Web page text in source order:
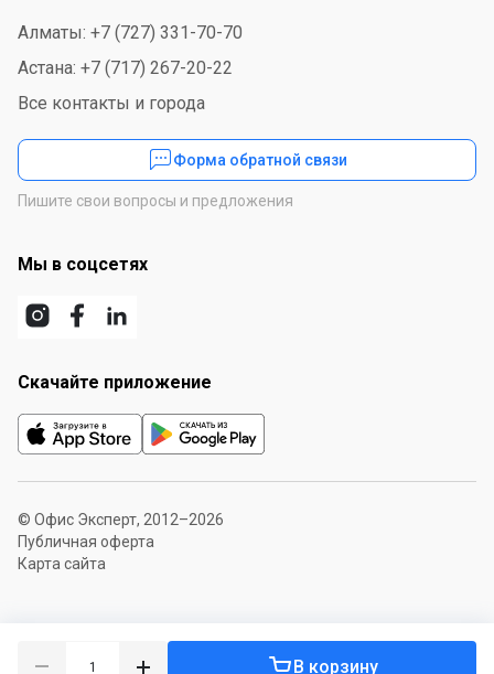
В корзину
Алматы: +7 (727) 331-70-70
Астана: +7 (717) 267-20-22
Все контакты и города
Форма обратной связи
Пишите свои вопросы и предложения
Мы в соцсетях
Скачайте приложение
© Офис Эксперт, 2012–2026
Публичная оферта
Карта сайта